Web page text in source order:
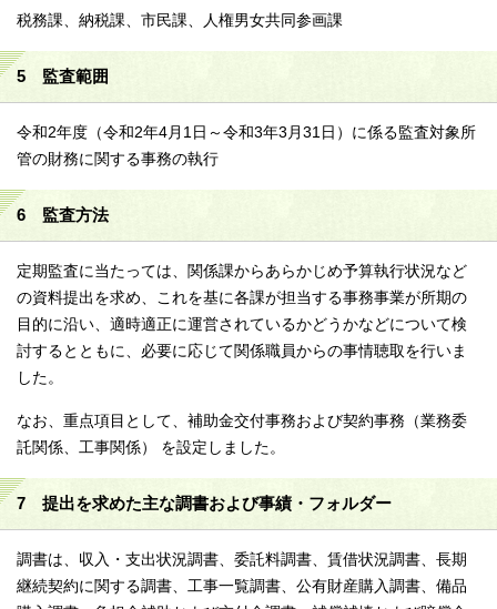
税務課、納税課、市民課、人権男女共同参画課
5 監査範囲
令和2年度（令和2年4月1日～令和3年3月31日）に係る監査対象所
管の財務に関する事務の執行
6 監査方法
定期監査に当たっては、関係課からあらかじめ予算執行状況など
の資料提出を求め、これを基に各課が担当する事務事業が所期の
目的に沿い、適時適正に運営されているかどうかなどについて検
討するとともに、必要に応じて関係職員からの事情聴取を行いま
した。
なお、重点項目として、補助金交付事務および契約事務（業務委
託関係、工事関係） を設定しました。
7 提出を求めた主な調書および事績・フォルダー
調書は、収入・支出状況調書、委託料調書、賃借状況調書、長期
継続契約に関する調書、工事一覧調書、公有財産購入調書、備品